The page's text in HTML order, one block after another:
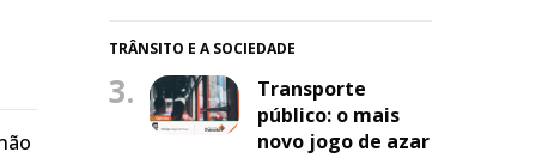
TRÂNSITO E A SOCIEDADE
3.
Transporte
público: o mais
novo jogo de azar